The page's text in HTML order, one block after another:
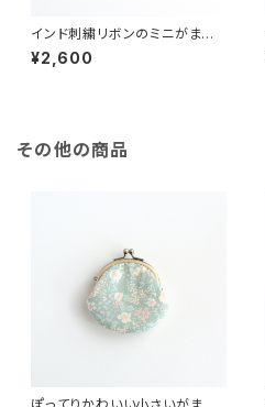
インド刺繍リボンのミニがま口
チェック
¥2,600
その他の商品